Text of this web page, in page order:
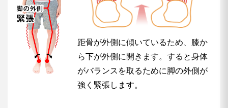
距骨が外側に傾いているため、膝か
ら下が外側に開きます。すると身体
がバランスを取るために脚の外側が
強く緊張します。